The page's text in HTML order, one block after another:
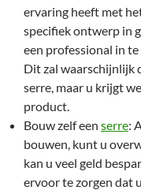
ervaring heeft met
specifiek ontwerp in
een professional in
Dit zal waarschijnlijk
serre, maar u krijgt
product.
Bouw zelf een serre:
bouwen, kunt u
kan u veel geld
ervoor te zorgen dat